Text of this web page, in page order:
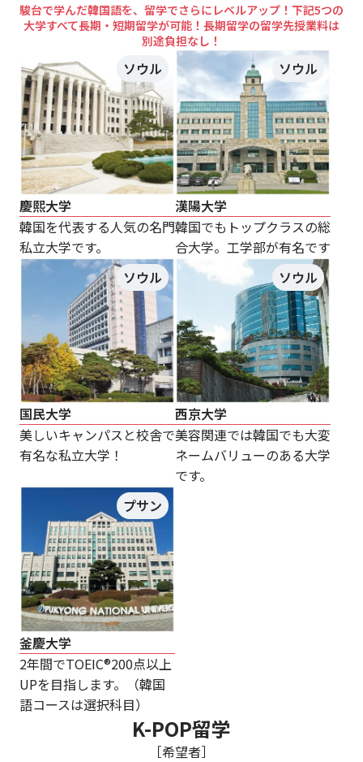
駿台で学んだ韓国語を、留学でさらにレベルアップ！下記5つの
大学すべて長期・短期留学が可能！長期留学の留学先授業料は
別途負担なし！
ソウル
慶熙大学
韓国を代表する人気の名門
私立大学です。
ソウル
漢陽大学
韓国でもトップクラスの総
合大学。工学部が有名です
ソウル
国民大学
美しいキャンパスと校舎で
有名な私立大学！
ソウル
西京大学
美容関連では韓国でも大変
ネームバリューのある大学
です。
プサン
釜慶大学
2年間でTOEIC®200点以上
UPを目指します。（韓国
語コースは選択科目）
K-POP留学
［希望者］